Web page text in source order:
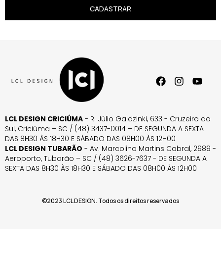
CADASTRAR
LCL DESIGN CRICIÚMA - R. Júlio Gaidzinki, 633 - Cruzeiro do
Sul, Criciúma – SC / (48) 3437-0014 – DE SEGUNDA A SEXTA
DAS 8H30 ÀS 18H30 E SÁBADO DAS 08H00 ÀS 12H00
LCL DESIGN TUBARÃO - Av. Marcolino Martins Cabral, 2989 -
Aeroporto, Tubarão – SC / (48) 3626-7637 - DE SEGUNDA A
SEXTA DAS 8H30 ÀS 18H30 E SÁBADO DAS 08H00 ÀS 12H00
©2023 LCL DESIGN. Todos os direitos reservados